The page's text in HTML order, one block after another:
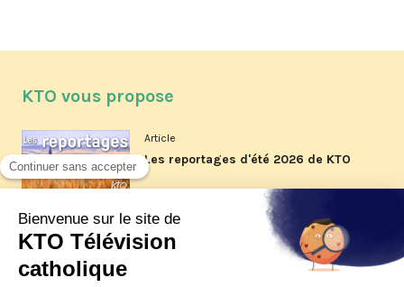
KTO vous propose
Article
Les reportages d'été 2026 de KTO
Article
La visite pastorale du pape Léon
XIV à Assise à suivre sur KTO le